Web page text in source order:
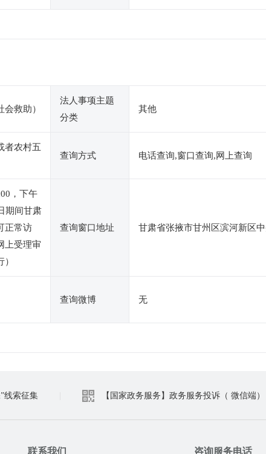
救助）
法人事项主题
分类
其他
者农村五
查询方式 电话查询,窗口查询,网上查询
，下午
期间甘肃
正常访
上受理审
查询窗口地址 甘肃省张掖市甘州区滨河新区
查询微博 无
”线索征集 【国家政务服务】政务服务投诉（ 微信端）
联系我们 咨询服务电话